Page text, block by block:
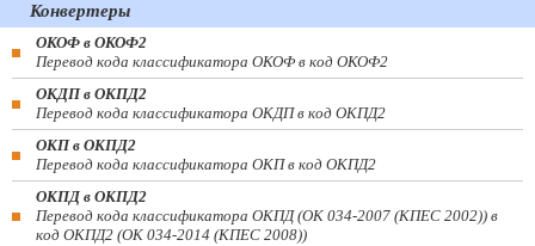
Конвертеры
ОКОФ в ОКОФ2
Перевод кода классификатора ОКОФ в код ОКОФ2
ОКДП в ОКПД2
Перевод кода классификатора ОКДП в код ОКПД2
ОКП в ОКПД2
Перевод кода классификатора ОКП в код ОКПД2
ОКПД в ОКПД2
Перевод кода классификатора ОКПД (ОК 034-2007 (КПЕС 2002)) в
код ОКПД2 (ОК 034-2014 (КПЕС 2008))